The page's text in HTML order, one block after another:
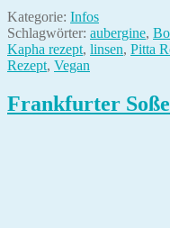
Kategorie: Infos
Schlagwörter: aubergine,
Kapha rezept, linsen, Pitta
Rezept, Vegan
Frankfurter Soße